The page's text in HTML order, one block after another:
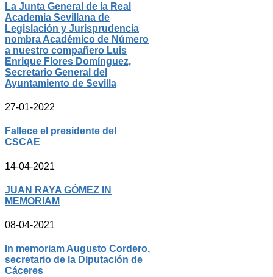
La Junta General de la Real
Academia Sevillana de
Legislación y Jurisprudencia
nombra Académico de Número
a nuestro compañero Luis
Enrique Flores Domínguez,
Secretario General del
Ayuntamiento de Sevilla
27-01-2022
Fallece el presidente del
CSCAE
14-04-2021
JUAN RAYA GÓMEZ IN
MEMORIAM
08-04-2021
In memoriam Augusto Cordero,
secretario de la Diputación de
Cáceres